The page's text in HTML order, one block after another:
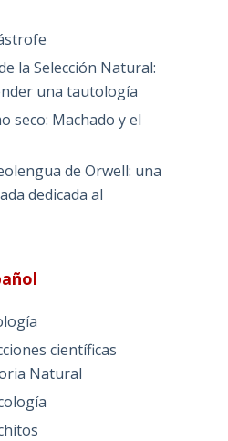
la Selección Natural:
una tautología
seco: Machado y el
de Orwell: una
dedicada al
científicas
Natural